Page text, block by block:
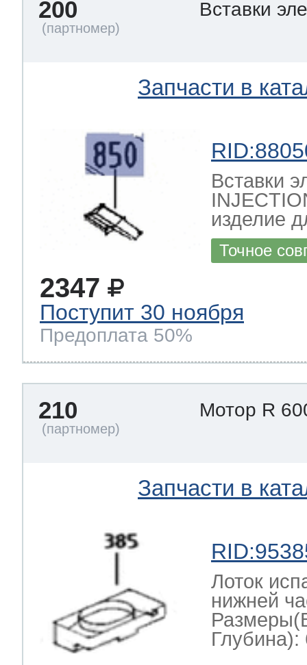
200 Вставки
Запчасти в
Вставки
изделие
Точное
2347
Поступит 30 ноября
Предоплата 50%
210 Мотор R
Запчасти в
Лоток
нижней
Глубина):